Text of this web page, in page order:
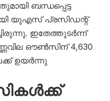
ബന്ധപ്പെട്ട
യുഎസ് പ്രസിഡന്റ്
ഇതേത്തുടർന്ന്
ഔൺസിന് 4,630
ഉയർന്നു